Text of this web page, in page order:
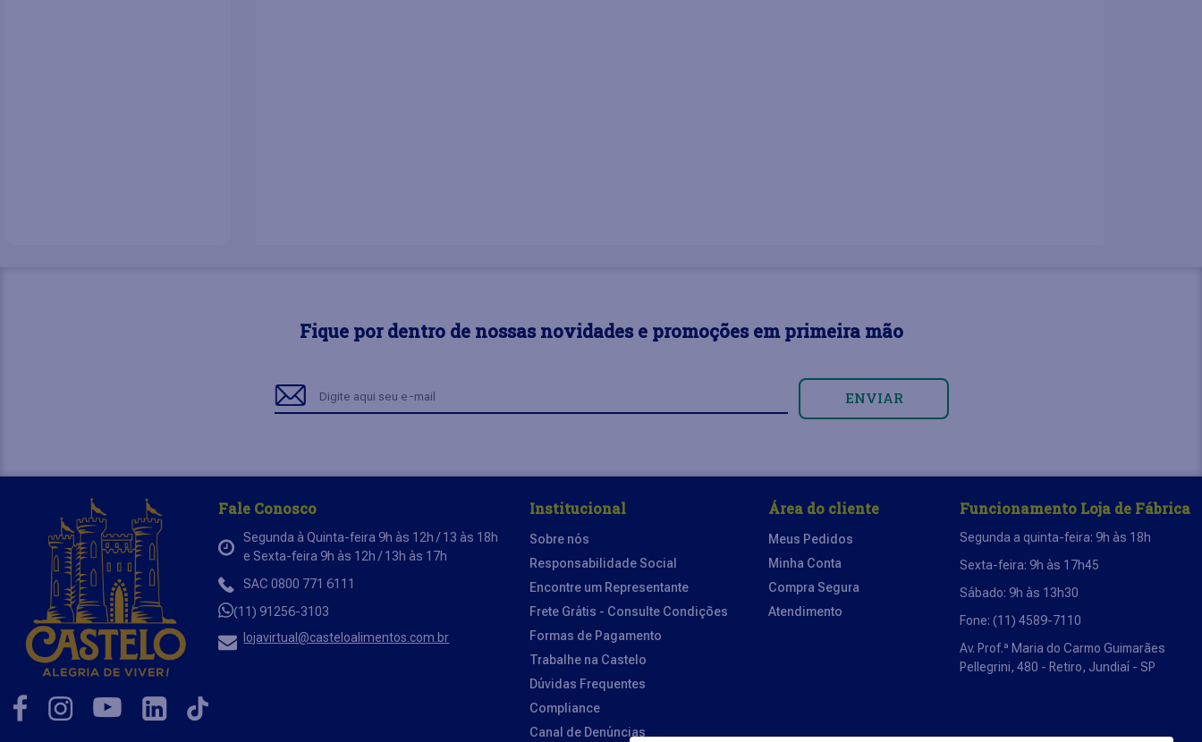
Fique por dentro de nossas novidades e promoções em primeira mão
ENVIAR
Fale Conosco
Segunda à Quinta-feira 9h às 12h / 13 às 18h
e Sexta-feira 9h às 12h / 13h às 17h
SAC 0800 771 6111
(11) 91256-3103
lojavirtual@casteloalimentos.com.br
Institucional
Sobre nós
Responsabilidade Social
Encontre um Representante
Frete Grátis - Consulte Condições
Formas de Pagamento
Trabalhe na Castelo
Dúvidas Frequentes
Compliance
Canal de Denúncias
Área do cliente
Meus Pedidos
Minha Conta
Compra Segura
Atendimento
Funcionamento Loja de Fábrica
Segunda a quinta-feira: 9h às 18h
Sexta-feira: 9h às 17h45
Sábado: 9h às 13h30
Fone: (11) 4589-7110
Av. Prof.ª Maria do Carmo Guimarães
Pellegrini, 480 - Retiro, Jundiaí - SP